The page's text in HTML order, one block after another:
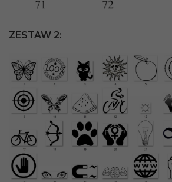
ZESTAW 2: